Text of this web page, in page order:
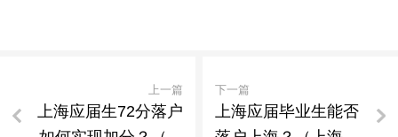
上一篇
上海应届生72分落户
下一篇
上海应届毕业生能否